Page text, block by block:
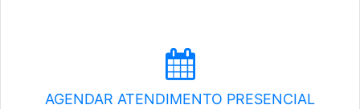
AGENDAR ATENDIMENTO PRESENCIAL